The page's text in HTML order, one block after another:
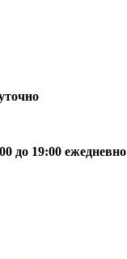
до 19:00 ежедневно